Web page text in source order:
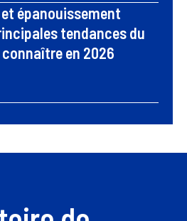
épanouissement
tendances du
en 2026